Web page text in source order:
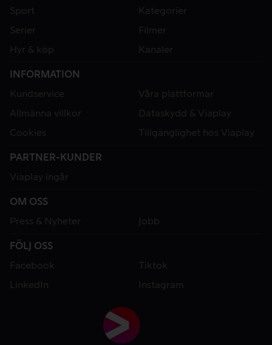
Sport
Kategorier
Serier
Filmer
Hyr & köp
Kanaler
INFORMATION
Kundservice
Våra plattformar
Allmänna villkor
Dataskydd & Viaplay
Cookies
Tillgänglighet hos Viaplay
PARTNER-KUNDER
Viaplay ingår
OM OSS
Press & Nyheter
Jobb
FÖLJ OSS
Facebook
Tiktok
LinkedIn
Instagram